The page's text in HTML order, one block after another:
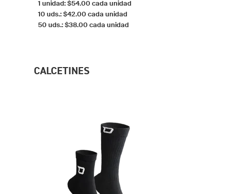
1 unidad: $54.00 cada unidad
10 uds.: $42.00 cada unidad
50 uds.: $38.00 cada unidad
CALCETINES